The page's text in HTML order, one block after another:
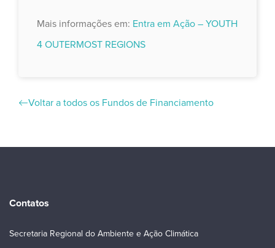
Mais informações em: Entra em Ação – YOUTH
4 OUTERMOST REGIONS
Voltar a todos os Fundos de Financiamento
Contatos
Secretaria Regional do Ambiente e Ação Climática